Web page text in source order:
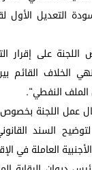
التعديل الأول
اللجنة على إقرار
الخلاف القائم
النفطي".
عمل اللجنة
لتوضيح السند
العاملة في